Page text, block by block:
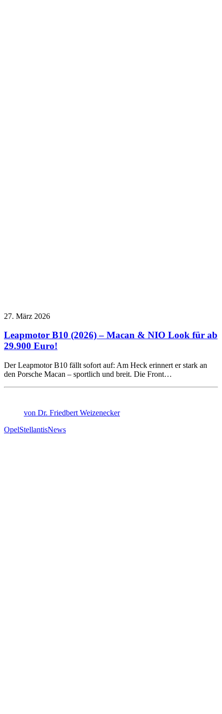
27. März 2026
Leapmotor B10 (2026) – Macan & NIO Look für ab
29.900 Euro!
Der Leapmotor B10 fällt sofort auf: Am Heck erinnert er stark an
den Porsche Macan – sportlich und breit. Die Front…
von Dr. Friedbert Weizenecker
OpelStellantisNews